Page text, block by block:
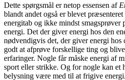
Dette spørgsmål er netop essensen af
blandt andet også er blevet
energitab og ikke mindst smagsprøver
energi. Det der giver energi hos den
nødvendigvis det, der giver energi
godt at afprøve forskellige ting og
erfaringer. Nogle får måske energi af
sport eller strikke. Og for nogle kan et
belysning være med til at frigive energi.